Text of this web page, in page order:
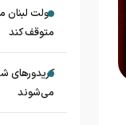
دولت لبنان
متوقف کند
کریدورهای
می‌شوند